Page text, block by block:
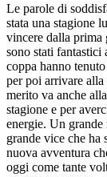
Le parole di
stata una stagione
vincere dalla prima
sono stati
coppa hanno
per poi arrivare
merito va anche
stagione e per
energie. Un
grande vice che ha
nuova avventura
oggi come tante